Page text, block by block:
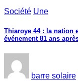
Société Une
Thiaroye 44 : la nation
événement 81 ans
barre solaire